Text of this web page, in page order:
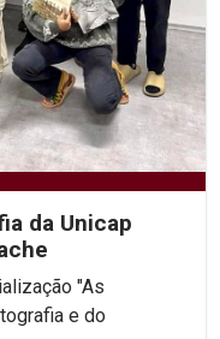
da Unicap
"As
e do